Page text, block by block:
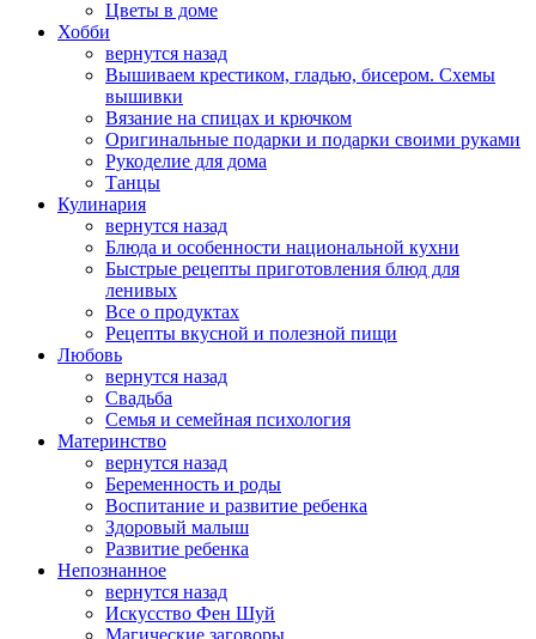
Цветы в доме
Хобби
вернутся назад
Вышиваем крестиком, гладью, бисером. Схемы
вышивки
Вязание на спицах и крючком
Оригинальные подарки и подарки своими руками
Рукоделие для дома
Танцы
Кулинария
вернутся назад
Блюда и особенности национальной кухни
Быстрые рецепты приготовления блюд для
ленивых
Все о продуктах
Рецепты вкусной и полезной пищи
Любовь
вернутся назад
Свадьба
Семья и семейная психология
Материнство
вернутся назад
Беременность и роды
Воспитание и развитие ребенка
Здоровый малыш
Развитие ребенка
Непознанное
вернутся назад
Искусство Фен Шуй
Магические заговоры